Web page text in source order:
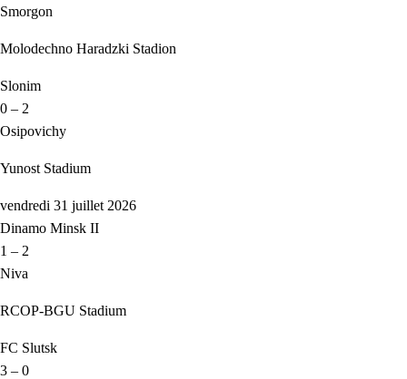
Smorgon
Molodechno Haradzki Stadion
Slonim
0 – 2
Osipovichy
Yunost Stadium
vendredi 31 juillet 2026
Dinamo Minsk II
1 – 2
Niva
RCOP-BGU Stadium
FC Slutsk
3 – 0